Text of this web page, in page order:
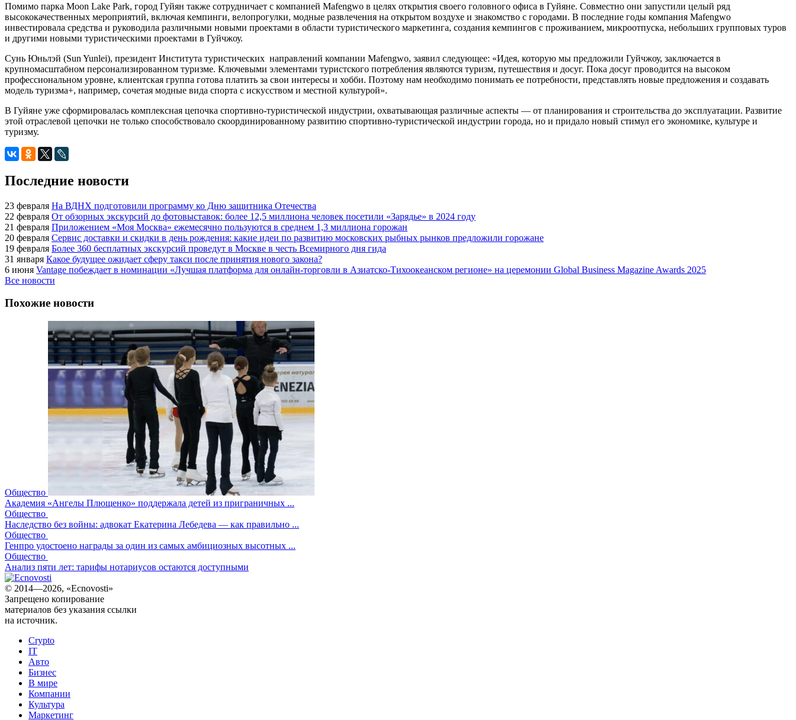
Помимо парка Moon Lake Park, город Гуйян также сотрудничает с компанией Mafengwo в целях открытия своего головного офиса в Гуйяне. Совместно они запустили целый ряд
высококачественных мероприятий, включая кемпинги, велопрогулки, модные развлечения на открытом воздухе и знакомство с городами. В последние годы компания Mafengwo
инвестировала средства и руководила различными новыми проектами в области туристического маркетинга, создания кемпингов с проживанием, микроотпуска, небольших групповых туров
и другими новыми туристическими проектами в Гуйчжоу.
Сунь Юньлэй (Sun Yunlei), президент Института туристических направлений компании Mafengwo, заявил следующее: «Идея, которую мы предложили Гуйчжоу, заключается в
крупномасштабном персонализированном туризме. Ключевыми элементами туристского потребления являются туризм, путешествия и досуг. Пока досуг проводится на высоком
профессиональном уровне, клиентская группа готова платить за свои интересы и хобби. Поэтому нам необходимо понимать ее потребности, представлять новые предложения и создавать
модель туризма+, например, сочетая модные вида спорта с искусством и местной культурой».
В Гуйяне уже сформировалась комплексная цепочка спортивно-туристической индустрии, охватывающая различные аспекты — от планирования и строительства до эксплуатации. Развитие
этой отраслевой цепочки не только способствовало скоординированному развитию спортивно-туристической индустрии города, но и придало новый стимул его экономике, культуре и
туризму.
Последние новости
23 февраля На ВДНХ подготовили программу ко Дню защитника Отечества
22 февраля От обзорных экскурсий до фотовыставок: более 12,5 миллиона человек посетили «Зарядье» в 2024 году
21 февраля Приложением «Моя Москва» ежемесячно пользуются в среднем 1,3 миллиона горожан
20 февраля Сервис доставки и скидки в день рождения: какие идеи по развитию московских рыбных рынков предложили горожане
19 февраля Более 360 бесплатных экскурсий проведут в Москве в честь Всемирного дня гида
31 января Какое будущее ожидает сферу такси после принятия нового закона?
6 июня Vantage побеждает в номинации «Лучшая платформа для онлайн-торговли в Азиатско-Тихоокеанском регионе» на церемонии Global Business Magazine Awards 2025
Все новости
Похожие новости
Общество
Академия «Ангелы Плющенко» поддержала детей из приграничных ...
Общество
Наследство без войны: адвокат Екатерина Лебедева — как правильно ...
Общество
Генпро удостоено награды за один из самых амбициозных высотных ...
Общество
Анализ пяти лет: тарифы нотариусов остаются доступными
© 2014—2026, «Ecnovosti»
Запрещено копирование
материалов без указания ссылки
на источник.
Crypto
IT
Авто
Бизнес
В мире
Компании
Культура
Маркетинг